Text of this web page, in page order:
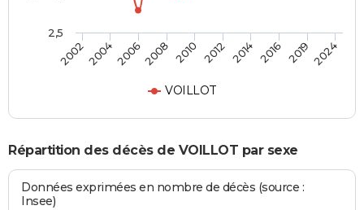
VOILLOT
2002200420062008 2010 2012 2014 2016 2019 2024
2,5
Répartition des décès de VOILLOT par sexe
Données exprimées en nombre de décès (source :
Insee)